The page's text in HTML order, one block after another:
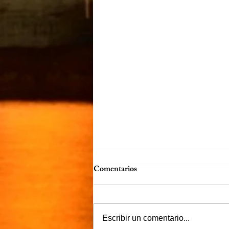
Más claro…
Comentarios
Escribir un comentario...